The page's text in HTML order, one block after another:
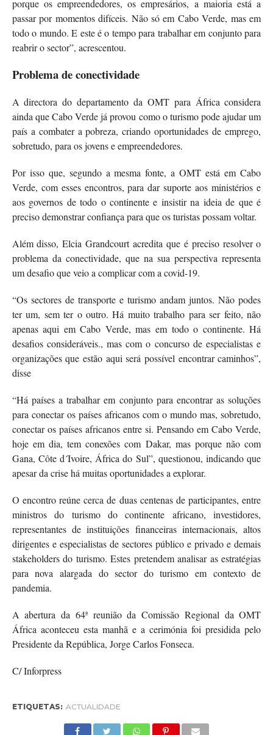
porque os empreendedores, os empresários, a maioria está a
passar por momentos difíceis. Não só em Cabo Verde, mas em
todo o mundo. E este é o tempo para trabalhar em conjunto para
reabrir o sector”, acrescentou.
Problema de conectividade
A directora do departamento da OMT para África considera
ainda que Cabo Verde já provou como o turismo pode ajudar um
país a combater a pobreza, criando oportunidades de emprego,
sobretudo, para os jovens e empreendedores.
Por isso que, segundo a mesma fonte, a OMT está em Cabo
Verde, com esses encontros, para dar suporte aos ministérios e
aos governos de todo o continente e insistir na ideia de que é
preciso demonstrar confiança para que os turistas possam voltar.
Além disso, Elcia Grandcourt acredita que é preciso resolver o
problema da conectividade, que na sua perspectiva representa
um desafio que veio a complicar com a covid-19.
“Os sectores de transporte e turismo andam juntos. Não podes
ter um, sem ter o outro. Há muito trabalho para ser feito, não
apenas aqui em Cabo Verde, mas em todo o continente. Há
desafios consideráveis., mas com o concurso de especialistas e
organizações que estão aqui será possível encontrar caminhos”,
disse
“Há países a trabalhar em conjunto para encontrar as soluções
para conectar os países africanos com o mundo mas, sobretudo,
conectar os países africanos entre si. Pensando em Cabo Verde,
hoje em dia, tem conexões com Dakar, mas porque não com
Gana, Côte d´Ivoire, África do Sul”, questionou, indicando que
apesar da crise há muitas oportunidades a explorar.
O encontro reúne cerca de duas centenas de participantes, entre
ministros do turismo do continente africano, investidores,
representantes de instituições financeiras internacionais, altos
dirigentes e especialistas de sectores público e privado e demais
stakeholders do turismo. Estes pretendem analisar as estratégias
para nova alargada do sector do turismo em contexto de
pandemia.
A abertura da 64ª reunião da Comissão Regional da OMT
África aconteceu esta manhã e a cerimónia foi presidida pelo
Presidente da República, Jorge Carlos Fonseca.
C/ Inforpress
ETIQUETAS: ACTUALIDADE